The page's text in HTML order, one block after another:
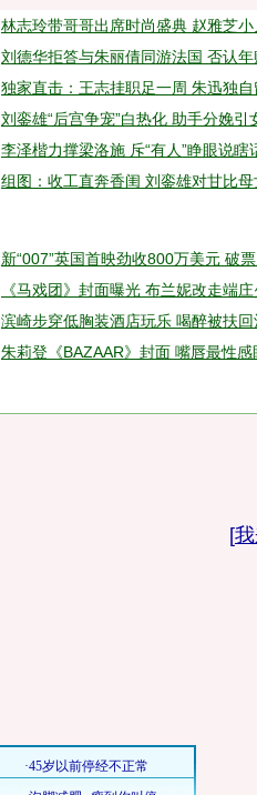
林志玲带哥哥出席时尚盛典 赵雅芝
刘德华拒答与朱丽倩同游法国 否认
独家直击：王志挂职足一周 朱迅独
刘銮雄“后宫争宠”白热化 助手分娩引
李泽楷力撑梁洛施 斥“有人”睁眼说瞎
组图：收工直奔香闺 刘銮雄对甘比
新“007”英国首映劲收800万美元 破
《马戏团》封面曝光 布兰妮改走端
滨崎步穿低胸装酒店玩乐 喝醉被扶
朱莉登《BAZAAR》封面 嘴唇最性
[